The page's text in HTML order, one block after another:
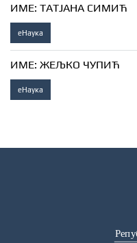
ИМЕ: ТАТЈАНА СИМИЋ
еНаука
ИМЕ: ЖЕЉКО ЧУПИЋ
еНаука